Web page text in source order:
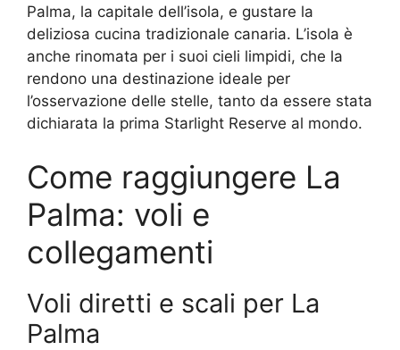
Palma, la capitale dell’isola, e gustare la
deliziosa cucina tradizionale canaria. L’isola è
anche rinomata per i suoi cieli limpidi, che la
rendono una destinazione ideale per
l’osservazione delle stelle, tanto da essere stata
dichiarata la prima Starlight Reserve al mondo.
Come raggiungere La
Palma: voli e
collegamenti
Voli diretti e scali per La
Palma